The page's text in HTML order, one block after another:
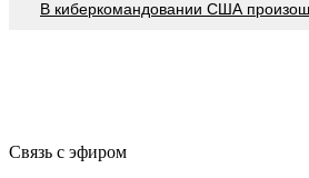
В киберкомандовании США
Связь с эфиром